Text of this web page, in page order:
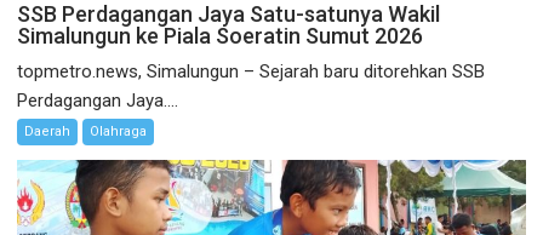
SSB Perdagangan Jaya Satu-satunya Wakil
Simalungun ke Piala Soeratin Sumut 2026
topmetro.news, Simalungun – Sejarah baru ditorehkan SSB
Perdagangan Jaya....
Daerah Olahraga